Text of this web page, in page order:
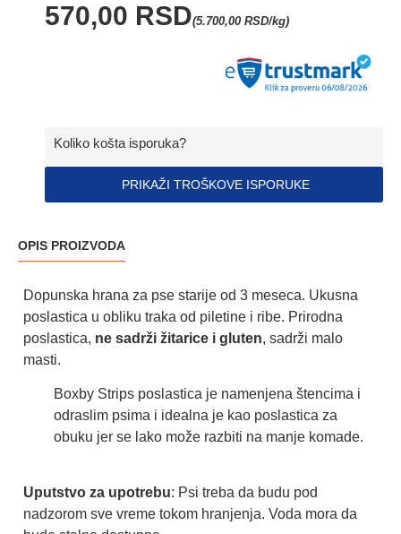
570,00 RSD(5.700,00 RSD/kg)
Koliko košta isporuka?
PRIKAŽI TROŠKOVE ISPORUKE
OPIS PROIZVODA
Dopunska hrana za pse starije od 3 meseca. Ukusna
poslastica u obliku traka od piletine i ribe. Prirodna
poslastica, ne sadrži žitarice i gluten, sadrži malo
masti.
Boxby Strips poslastica je namenjena štencima i
odraslim psima i idealna je kao poslastica za
obuku jer se lako može razbiti na manje komade.
Uputstvo za upotrebu: Psi treba da budu pod
nadzorom sve vreme tokom hranjenja. Voda mora da